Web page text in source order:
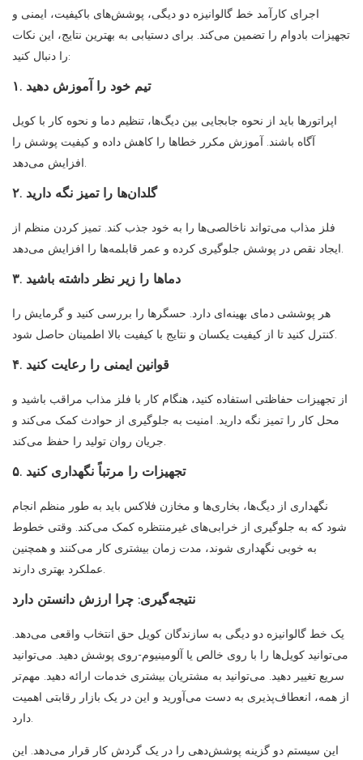
اجرای کارآمد خط گالوانیزه دو دیگی، پوشش‌های باکیفیت، ایمنی و
تجهیزات بادوام را تضمین می‌کند. برای دستیابی به بهترین نتایج، این نکات
را دنبال کنید:
۱. تیم خود را آموزش دهید
اپراتورها باید از نحوه جابجایی بین دیگ‌ها، تنظیم دما و نحوه کار با کویل
آگاه باشند. آموزش مکرر خطاها را کاهش داده و کیفیت پوشش را
افزایش می‌دهد.
۲. گلدان‌ها را تمیز نگه دارید
فلز مذاب می‌تواند ناخالصی‌ها را به خود جذب کند. تمیز کردن منظم از
ایجاد نقص در پوشش جلوگیری کرده و عمر قابلمه‌ها را افزایش می‌دهد.
۳. دماها را زیر نظر داشته باشید
هر پوششی دمای بهینه‌ای دارد. حسگرها را بررسی کنید و گرمایش را
کنترل کنید تا از کیفیت یکسان و نتایج با کیفیت بالا اطمینان حاصل شود.
۴. قوانین ایمنی را رعایت کنید
از تجهیزات حفاظتی استفاده کنید، هنگام کار با فلز مذاب مراقب باشید و
محل کار را تمیز نگه دارید. امنیت به جلوگیری از حوادث کمک می‌کند و
جریان روان تولید را حفظ می‌کند.
۵. تجهیزات را مرتباً نگهداری کنید
نگهداری از دیگ‌ها، بخاری‌ها و مخازن فلاکس باید به طور منظم انجام
شود که به جلوگیری از خرابی‌های غیرمنتظره کمک می‌کند. وقتی خطوط
به خوبی نگهداری شوند، مدت زمان بیشتری کار می‌کنند و همچنین
عملکرد بهتری دارند.
نتیجه‌گیری: چرا ارزش دانستن دارد
یک خط گالوانیزه دو دیگی به سازندگان کویل حق انتخاب واقعی می‌دهد.
می‌توانید کویل‌ها را با روی خالص یا آلومینیوم-روی پوشش دهید. می‌توانید
سریع تغییر دهید. می‌توانید به مشتریان بیشتری خدمات ارائه دهید. مهم‌تر
از همه، انعطاف‌پذیری به دست می‌آورید و این در یک بازار رقابتی اهمیت
دارد.
این سیستم دو گزینه پوشش‌دهی را در یک گردش کار قرار می‌دهد. این